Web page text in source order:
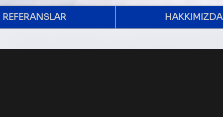
REFERANSLAR HAKKIMIZDA